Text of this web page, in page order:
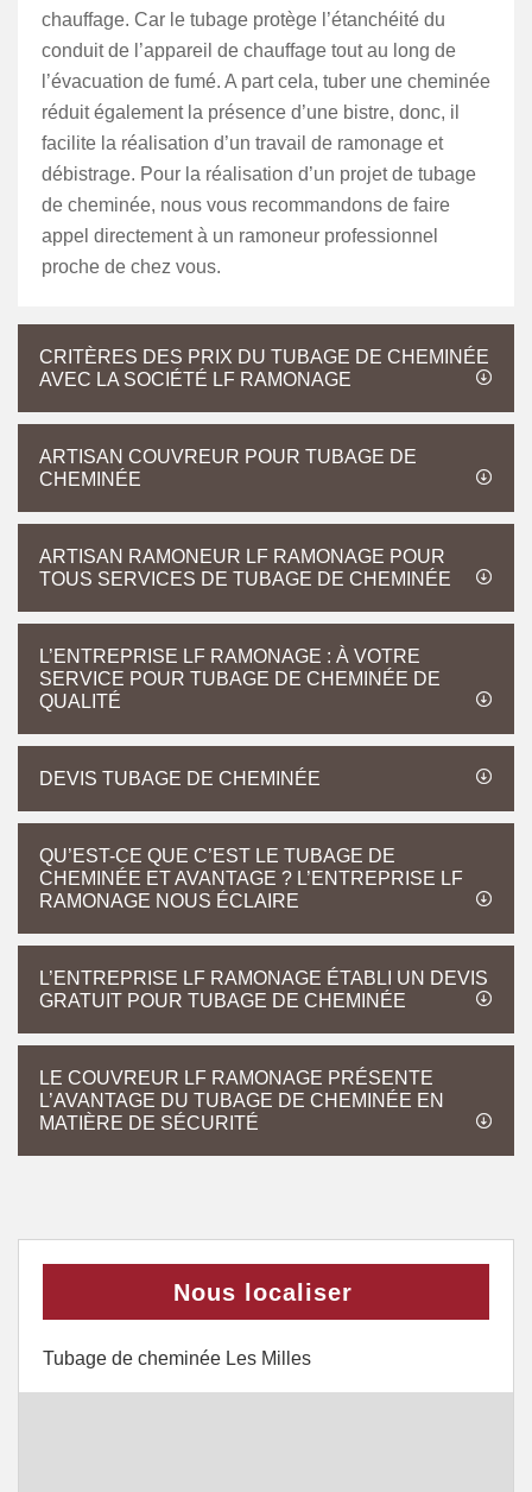
chauffage. Car le tubage protège l’étanchéité du
conduit de l’appareil de chauffage tout au long de
l’évacuation de fumé. A part cela, tuber une cheminée
réduit également la présence d’une bistre, donc, il
facilite la réalisation d’un travail de ramonage et
débistrage. Pour la réalisation d’un projet de tubage
de cheminée, nous vous recommandons de faire
appel directement à un ramoneur professionnel
proche de chez vous.
CRITÈRES DES PRIX DU TUBAGE DE CHEMINÉE
AVEC LA SOCIÉTÉ LF RAMONAGE
ARTISAN COUVREUR POUR TUBAGE DE
CHEMINÉE
ARTISAN RAMONEUR LF RAMONAGE POUR
TOUS SERVICES DE TUBAGE DE CHEMINÉE
L’ENTREPRISE LF RAMONAGE : À VOTRE
SERVICE POUR TUBAGE DE CHEMINÉE DE
QUALITÉ
DEVIS TUBAGE DE CHEMINÉE
QU’EST-CE QUE C’EST LE TUBAGE DE
CHEMINÉE ET AVANTAGE ? L’ENTREPRISE LF
RAMONAGE NOUS ÉCLAIRE
L’ENTREPRISE LF RAMONAGE ÉTABLI UN DEVIS
GRATUIT POUR TUBAGE DE CHEMINÉE
LE COUVREUR LF RAMONAGE PRÉSENTE
L’AVANTAGE DU TUBAGE DE CHEMINÉE EN
MATIÈRE DE SÉCURITÉ
Nous localiser
Tubage de cheminée Les Milles